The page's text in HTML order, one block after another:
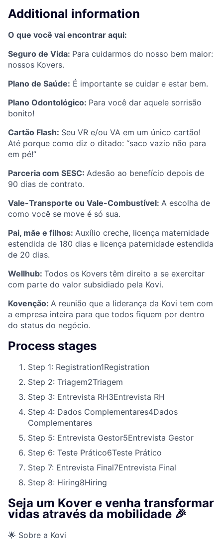
Additional information
O que você vai encontrar aqui:
Seguro de Vida: Para cuidarmos do nosso bem maior:
nossos Kovers.
Plano de Saúde: É importante se cuidar e estar bem.
Plano Odontológico: Para você dar aquele sorrisão
bonito!
Cartão Flash: Seu VR e/ou VA em um único cartão!
Até porque como diz o ditado: “saco vazio não para
em pé!”
Parceria com SESC: Adesão ao benefício depois de
90 dias de contrato.
Vale-Transporte ou Vale-Combustível: A escolha de
como você se move é só sua.
Pai, mãe e filhos: Auxílio creche, licença maternidade
estendida de 180 dias e licença paternidade estendida
de 20 dias.
Wellhub: Todos os Kovers têm direito a se exercitar
com parte do valor subsidiado pela Kovi.
Kovenção: A reunião que a liderança da Kovi tem com
a empresa inteira para que todos fiquem por dentro
do status do negócio.
Process stages
Step 1: Registration1Registration
Step 2: Triagem2Triagem
Step 3: Entrevista RH3Entrevista RH
Step 4: Dados Complementares4Dados
Complementares
Step 5: Entrevista Gestor5Entrevista Gestor
Step 6: Teste Prático6Teste Prático
Step 7: Entrevista Final7Entrevista Final
Step 8: Hiring8Hiring
Seja um Kover e venha transformar
vidas através da mobilidade 🎉
🌟 Sobre a Kovi